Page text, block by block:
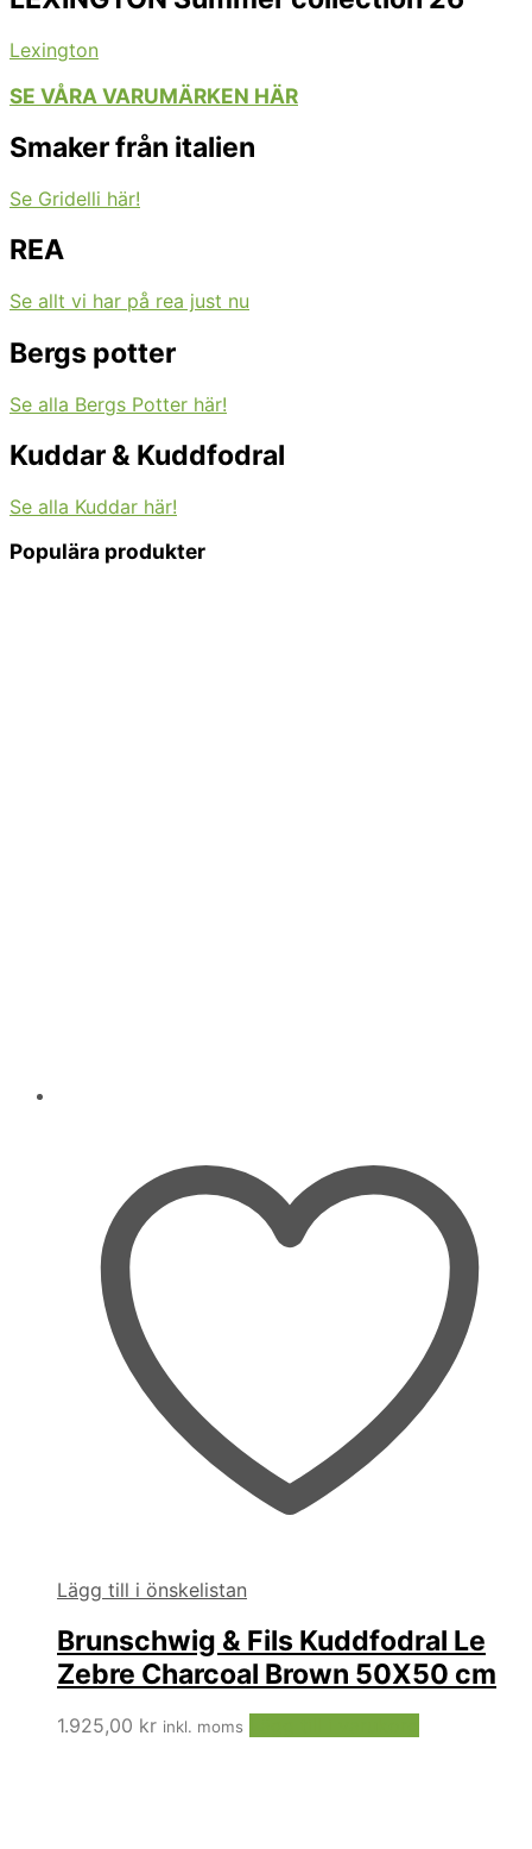
Lexington
SE VÅRA VARUMÄRKEN HÄR
Smaker från italien
Se Gridelli här!
REA
Se allt vi har på rea just nu
Bergs potter
Se alla Bergs Potter här!
Kuddar & Kuddfodral
Se alla Kuddar här!
Populära produkter
Lägg till i önskelistan
Brunschwig & Fils Kuddfodral Le
Zebre Charcoal Brown 50X50 cm
1.925,00 kr inkl. moms